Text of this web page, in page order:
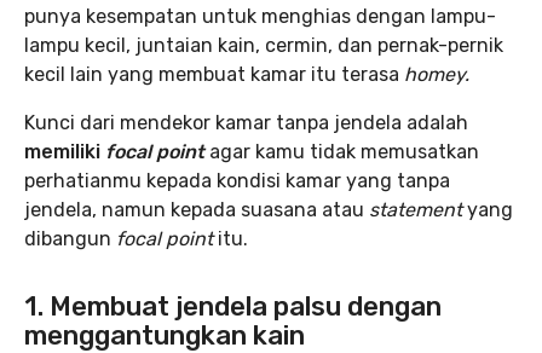
punya kesempatan untuk menghias dengan lampu-
lampu kecil, juntaian kain, cermin, dan pernak-pernik
kecil lain yang membuat kamar itu terasa homey.
Kunci dari mendekor kamar tanpa jendela adalah
memiliki focal pointagar kamu tidak memusatkan
perhatianmu kepada kondisi kamar yang tanpa
jendela, namun kepada suasana atau statementyang
dibangun focal pointitu.
1. Membuat jendela palsu dengan
menggantungkan kain